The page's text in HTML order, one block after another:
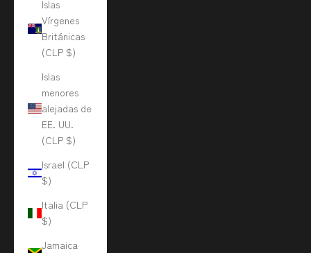
Islas
Vírgenes
Británicas
(CLP $)
Islas
menores
alejadas de
EE. UU.
(CLP $)
Israel (CLP
$)
Italia (CLP
$)
Jamaica